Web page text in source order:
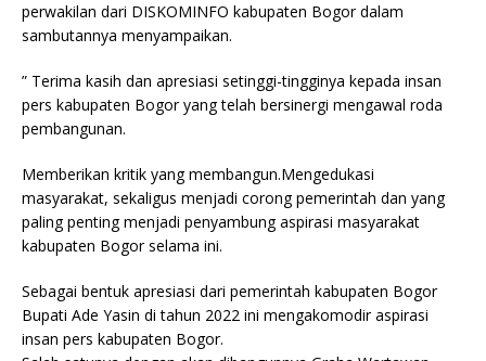
perwakilan dari DISKOMINFO kabupaten Bogor dalam
sambutannya menyampaikan.
” Terima kasih dan apresiasi setinggi-tingginya kepada insan
pers kabupaten Bogor yang telah bersinergi mengawal roda
pembangunan.
Memberikan kritik yang membangun.Mengedukasi
masyarakat, sekaligus menjadi corong pemerintah dan yang
paling penting menjadi penyambung aspirasi masyarakat
kabupaten Bogor selama ini.
Sebagai bentuk apresiasi dari pemerintah kabupaten Bogor
Bupati Ade Yasin di tahun 2022 ini mengakomodir aspirasi
insan pers kabupaten Bogor.